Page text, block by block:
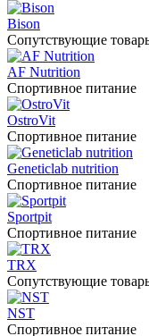
Bison
Сопутствующие
AF Nutrition
Спортивное питание
OstroVit
Спортивное питание
Geneticlab nutrition
Спортивное питание
Sportpit
Спортивное питание
TRX
Сопутствующие
NST
Спортивное питание